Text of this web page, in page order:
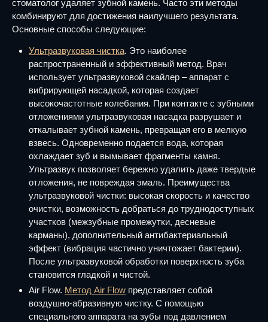
стоматолог удаляет зубной камень. Часто эти методы
комбинируют для достижения наилучшего результата.
Основные способы следующие:
Ультразвуковая чистка. Это наиболее
распространенный и эффективный метод. Врач
использует ультразвуковой скайлер – аппарат с
вибрирующей насадкой, которая создает
высокочастотные колебания. При контакте с зубными
отложениями ультразвуковая насадка разрушает и
откалывает зубной камень, превращая его в мелкую
взвесь. Одновременно подается вода, которая
охлаждает зуб и вымывает фрагменты камня.
Ультразвук позволяет бережно удалить даже твердые
отложения, не повреждая эмаль. Преимущества
ультразвуковой чистки: высокая скорость и качество
очистки, возможность добраться до труднодоступных
участков (межзубные промежутки, десневые
карманы), дополнительный антибактериальный
эффект (вибрация частично уничтожает бактерии).
После ультразвуковой обработки поверхность зуба
становится гладкой и чистой.
Air Flow. Метод Air Flow представляет собой
воздушно-абразивную чистку. С помощью
специального аппарата на зубы под давлением